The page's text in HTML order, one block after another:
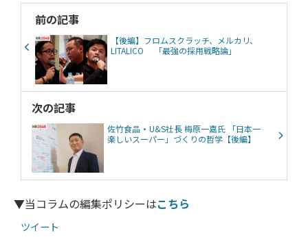
前の記事
【後編】フロムスクラッチ、メルカリ、
LITALICO 「最強の採用戦略論」
次の記事
佐竹食品・U&S社長 梅原一嘉氏 「日本一
楽しいスーパー」づくりの哲学【後編】
▼当コラムの編集ポリシーはこちら
ツイート